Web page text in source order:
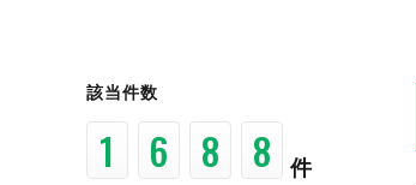
該当件数
3 8 2 1 件